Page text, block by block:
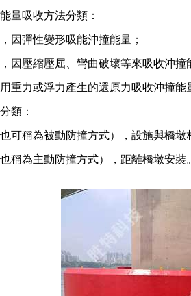
量吸收方法分類：
因彈性變形吸能沖撞能量；
因壓縮壓屈、彎曲破壞等來吸收沖撞
重力或浮力產生的還原力吸收沖撞能
類：
可稱為被動防撞方式），設施與橋墩
稱為主動防撞方式），距離橋墩安裝。